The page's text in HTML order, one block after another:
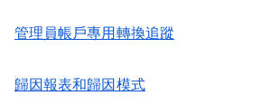
管理員帳戶專用轉換追蹤
歸因報表和歸因模式